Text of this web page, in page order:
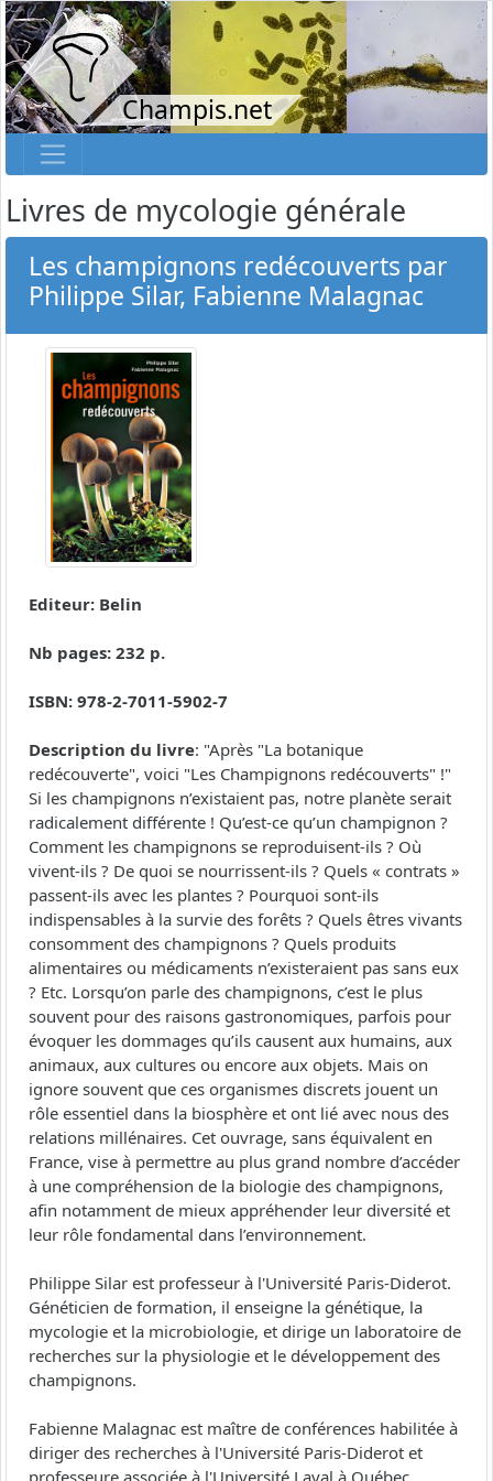
Champis.net
Livres de mycologie générale
Les champignons redécouverts par
Philippe Silar, Fabienne Malagnac
Editeur: Belin
Nb pages: 232 p.
ISBN: 978-2-7011-5902-7
Description du livre: "Après "La botanique
redécouverte", voici "Les Champignons redécouverts" !"
Si les champignons n’existaient pas, notre planète serait
radicalement différente ! Qu’est-ce qu’un champignon ?
Comment les champignons se reproduisent-ils ? Où
vivent-ils ? De quoi se nourrissent-ils ? Quels « contrats »
passent-ils avec les plantes ? Pourquoi sont-ils
indispensables à la survie des forêts ? Quels êtres vivants
consomment des champignons ? Quels produits
alimentaires ou médicaments n’existeraient pas sans eux
? Etc. Lorsqu’on parle des champignons, c’est le plus
souvent pour des raisons gastronomiques, parfois pour
évoquer les dommages qu’ils causent aux humains, aux
animaux, aux cultures ou encore aux objets. Mais on
ignore souvent que ces organismes discrets jouent un
rôle essentiel dans la biosphère et ont lié avec nous des
relations millénaires. Cet ouvrage, sans équivalent en
France, vise à permettre au plus grand nombre d’accéder
à une compréhension de la biologie des champignons,
afin notamment de mieux appréhender leur diversité et
leur rôle fondamental dans l’environnement.
Philippe Silar est professeur à l'Université Paris-Diderot.
Généticien de formation, il enseigne la génétique, la
mycologie et la microbiologie, et dirige un laboratoire de
recherches sur la physiologie et le développement des
champignons.
Fabienne Malagnac est maître de conférences habilitée à
diriger des recherches à l'Université Paris-Diderot et